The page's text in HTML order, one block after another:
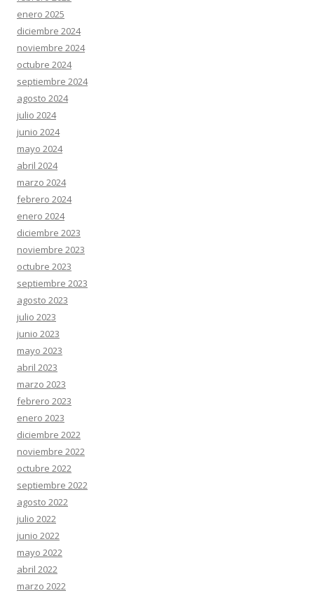
enero 2025
diciembre 2024
noviembre 2024
octubre 2024
septiembre 2024
agosto 2024
julio 2024
junio 2024
mayo 2024
abril 2024
marzo 2024
febrero 2024
enero 2024
diciembre 2023
noviembre 2023
octubre 2023
septiembre 2023
agosto 2023
julio 2023
junio 2023
mayo 2023
abril 2023
marzo 2023
febrero 2023
enero 2023
diciembre 2022
noviembre 2022
octubre 2022
septiembre 2022
agosto 2022
julio 2022
junio 2022
mayo 2022
abril 2022
marzo 2022